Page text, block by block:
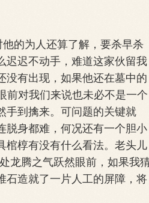
的为人还算了解，要杀早杀
迟迟不动手，难道这家伙留我
没有出现，如果他还在墓中的
前对我们来说也未必不是一个
手到擒来。可问题的关键就
脱身都难，何况还有一个胆小
棺椁有没有什么看法。老头儿
龙腾之气跃然眼前，如果我
石造就了一片人工的屏障，将